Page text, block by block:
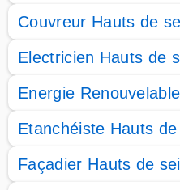
Couvreur Hauts de
Electricien Hauts de
Energie
Etanchéiste Hauts
Façadier Hauts de